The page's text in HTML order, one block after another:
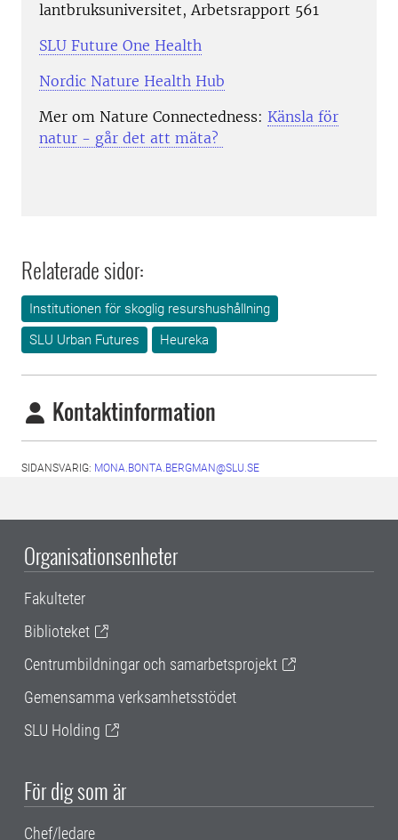
lantbruksuniversitet, Arbetsrapport 561
SLU Future One Health
Nordic Nature Health Hub
Mer om Nature Connectedness: Känsla för
natur - går det att mäta?
Relaterade sidor:
Institutionen för skoglig resurshushållning
SLU Urban Futures
Heureka
Kontaktinformation
SIDANSVARIG: MONA.BONTA.BERGMAN@SLU.SE
Organisationsenheter
Fakulteter
Biblioteket
Centrumbildningar och samarbetsprojekt
Gemensamma verksamhetsstödet
SLU Holding
För dig som är
Chef/ledare